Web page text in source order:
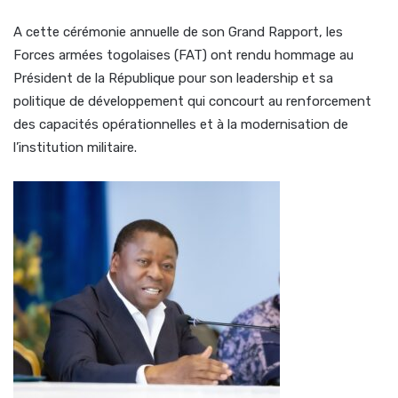
A cette cérémonie annuelle de son Grand Rapport, les
Forces armées togolaises (FAT) ont rendu hommage au
Président de la République pour son leadership et sa
politique de développement qui concourt au renforcement
des capacités opérationnelles et à la modernisation de
l’institution militaire.